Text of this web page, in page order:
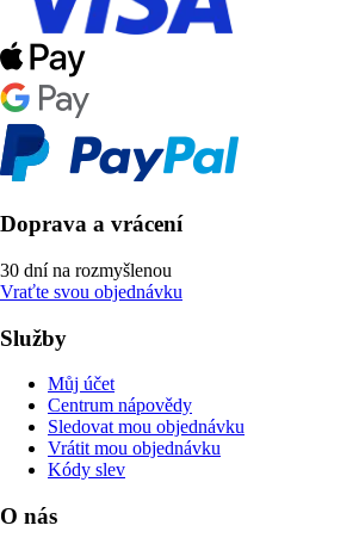
Doprava a vrácení
30 dní na rozmyšlenou
Vraťte svou objednávku
Služby
Můj účet
Centrum nápovědy
Sledovat mou objednávku
Vrátit mou objednávku
Kódy slev
O nás